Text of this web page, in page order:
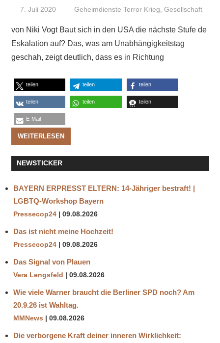
7. Juli 2020 Niki Vogt
Geheimdienste Terror Krieg,Gesellschaft
von Niki Vogt Baut sich in den USA die nächste Stufe de
Eskalation auf? Das, was am Unabhängigkeitstag
geschah, zeigt deutlich, dass es in Richtung
teilen teilen teilen
teilen teilen teilen
E-Mail
WEITERLESEN
NEWSTICKER
BAYERN ERPRESST ELTERN: 14-Jähriger bestraft! |
LGBTQ-Workshop Bayern
Pressecop24 09.08.2026
Das ist nicht meine Hochzeit!
Pressecop24 09.08.2026
Das Signal von Plauen
Vera Lengsfeld 09.08.2026
Wie viele Warner braucht die Berliner SPD noch? Am
20.9.26 ist Wahltag.
MMNews 09.08.2026
Die verborgene Kraft deiner inneren Wirklichkeit: